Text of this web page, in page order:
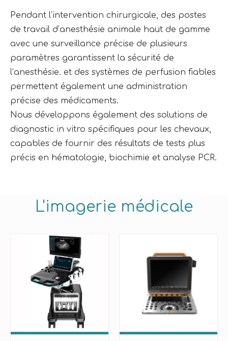
Pendant l’intervention chirurgicale, des postes
de travail d’anesthésie animale haut de gamme
avec une surveillance précise de plusieurs
paramètres garantissent la sécurité de
l’anesthésie. et des systèmes de perfusion fiables
permettent également une administration
précise des médicaments.
Nous développons également des solutions de
diagnostic in vitro spécifiques pour les chevaux,
capables de fournir des résultats de tests plus
précis en hématologie, biochimie et analyse PCR.
L'imagerie médicale